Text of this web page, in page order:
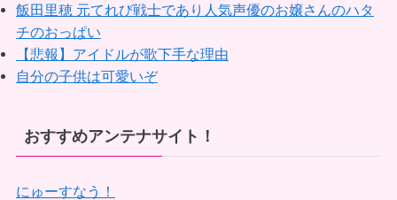
飯田里穂 元てれび戦士であり人気声優のお嬢さんのハタ
チのおっぱい
【悲報】アイドルが歌下手な理由
自分の子供は可愛いぞ
おすすめアンテナサイト！
にゅーすなう！